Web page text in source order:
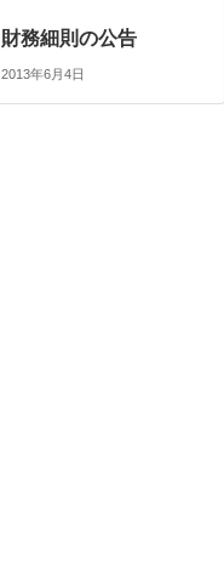
財務細則の公告
2013年6月4日